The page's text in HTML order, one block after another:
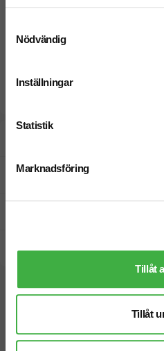
Nödvändig
Inställningar
Statistik
Marknadsföring
Tillåt
Tillåt
Fri offert
Snabb leverans
Vi hjälper dig gärna!